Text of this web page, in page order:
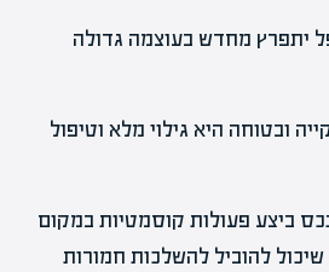
יתפרץ מחדש בעוצמה גדולה
ובטוחה היא גילוי מלא וטיפול
ביצע פעולות קוסמטיות במקום
להוביל להשלכות חמורות